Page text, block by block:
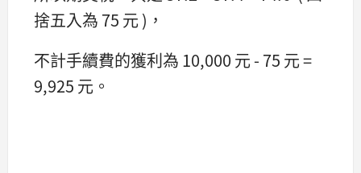
捨五入為 75 元 )，
不計手續費的獲利為 10,000 元 - 75 元 =
9,925 元。